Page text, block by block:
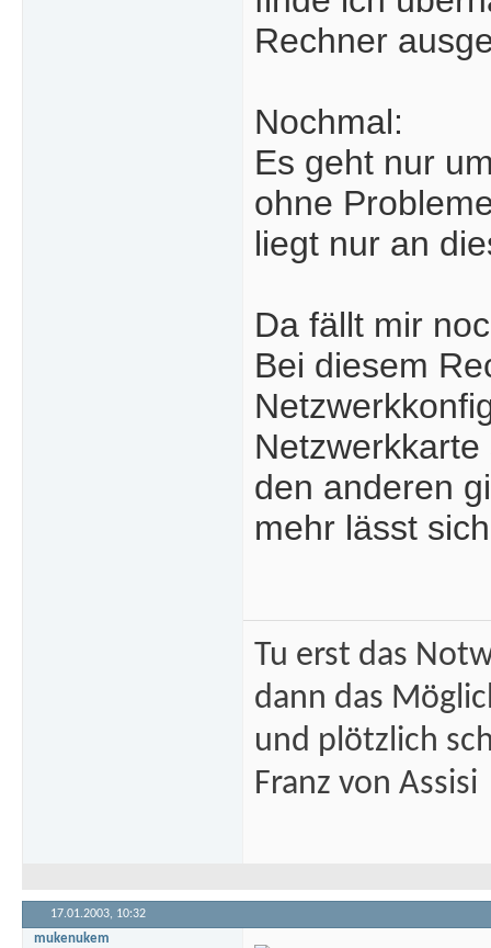
Rechner
Nochmal:
Es geht nur
ohne
liegt nur an
Da fällt mir
Bei diesem
den anderen
mehr lässt
Tu erst das
dann das
und plötzlich
Franz von Assisi
17.01.2003, 10:32
mukenukem